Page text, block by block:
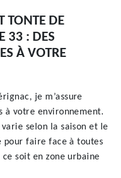
TONTE DE
33 : DES
À VOTRE
je m’assure
à votre environnement.
selon la saison et le
pour faire face à toutes
soit en zone urbaine